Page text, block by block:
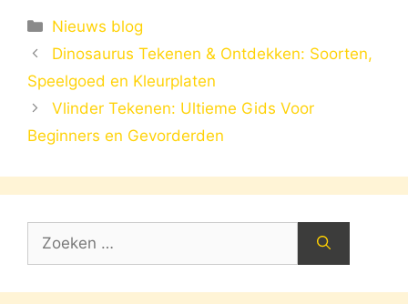
Categorieën
Nieuws blog
Dinosaurus Tekenen & Ontdekken: Soorten,
Speelgoed en Kleurplaten
Vlinder Tekenen: Ultieme Gids Voor
Beginners en Gevorderden
naar: